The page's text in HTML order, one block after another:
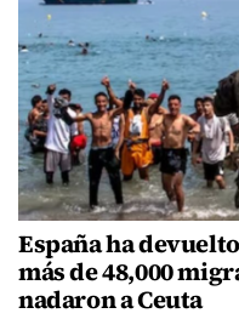
España ha
más de 48,000
nadaron a Ceuta